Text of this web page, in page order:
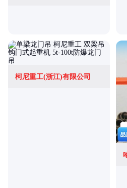
柯尼重工(浙江)有限公司